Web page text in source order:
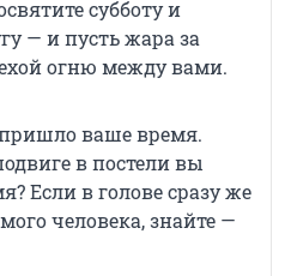
субботу и
— и пусть жара за
огню между вами.
ваше время.
в постели вы
Если в голове сразу же
человека, знайте —